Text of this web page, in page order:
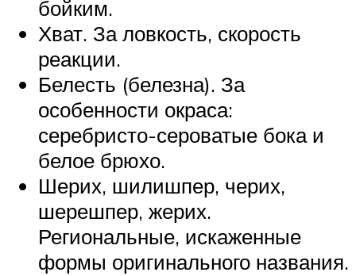
бойким.
Хват. За ловкость, скорость
реакции.
Белесть (белезна). За
особенности окраса:
серебристо-сероватые бока и
белое брюхо.
Шерих, шилишпер, черих,
шерешпер, жерих.
Региональные, искаженные
формы оригинального названия.